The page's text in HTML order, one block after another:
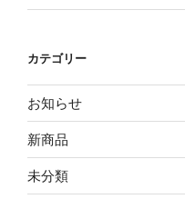
カテゴリー
お知らせ
新商品
未分類